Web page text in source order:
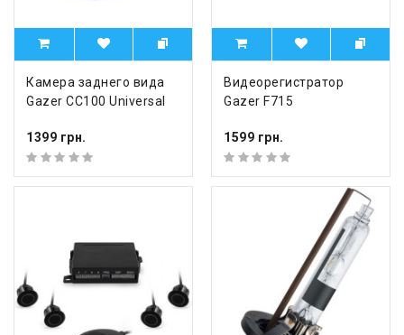
Камера заднего вида
Gazer CC100 Universal
1399 грн.
Видеорегистратор
Gazer F715
1599 грн.